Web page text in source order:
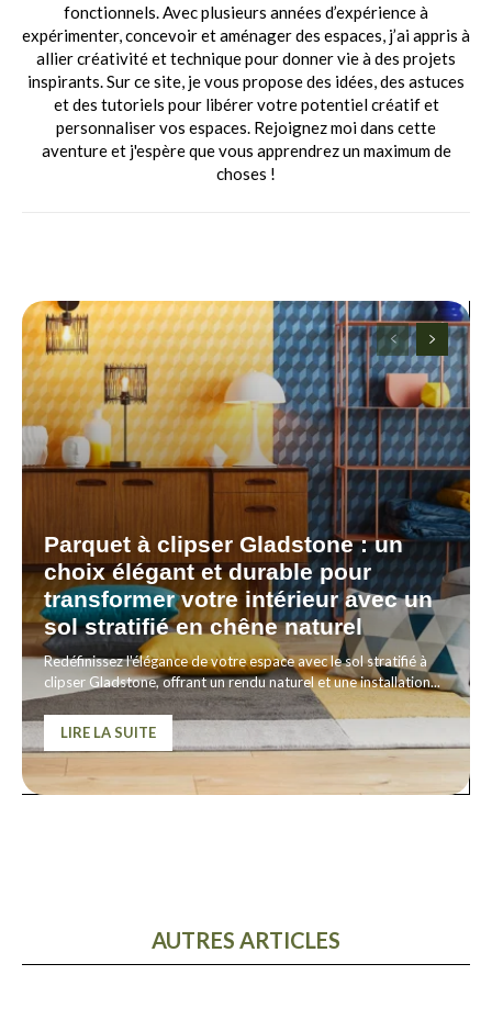
fonctionnels. Avec plusieurs années d’expérience à
expérimenter, concevoir et aménager des espaces, j’ai appris à
allier créativité et technique pour donner vie à des projets
inspirants. Sur ce site, je vous propose des idées, des astuces
et des tutoriels pour libérer votre potentiel créatif et
personnaliser vos espaces. Rejoignez moi dans cette
aventure et j'espère que vous apprendrez un maximum de
choses !
Parquet à clipser Gladstone : un
choix élégant et durable pour
transformer votre intérieur avec un
sol stratifié en chêne naturel
Redéfinissez l'élégance de votre espace avec le sol stratifié à
clipser Gladstone, offrant un rendu naturel et une installation...
LIRE LA SUITE
AUTRES ARTICLES